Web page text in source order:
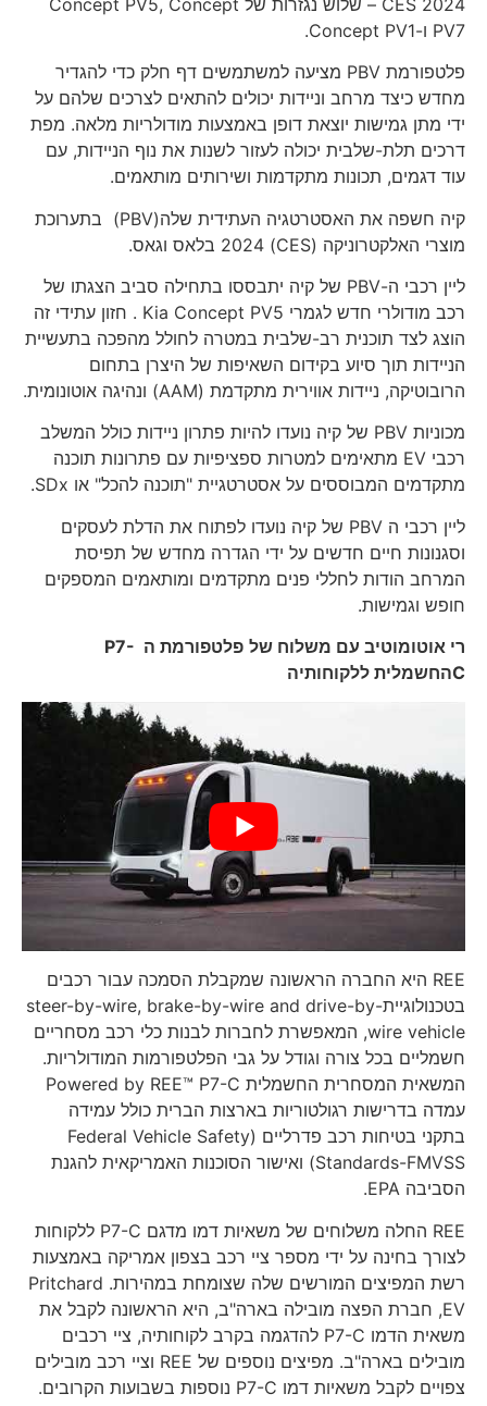
PV7 ו-Concept PV1.
פלטפורמת PBV מציעה למשתמשים דף חלק כדי להגדיר
מחדש כיצד מרחב וניידות יכולים להתאים לצרכים שלהם על
ידי מתן גמישות יוצאת דופן באמצעות מודולריות מלאה. מפת
דרכים תלת-שלבית יכולה לעזור לשנות את נוף הניידות, עם
עוד דגמים, תכונות מתקדמות ושירותים מותאמים.
קיה חשפה את האסטרטגיה העתידית שלה(PBV) בתערוכת
מוצרי האלקטרוניקה (CES) 2024 בלאס וגאס.
ליין רכבי ה-PBV של קיה יתבססו בתחילה סביב הצגתו של
רכב מודולרי חדש לגמרי Kia Concept PV5 . חזון עתידי זה
הוצג לצד תוכנית רב-שלבית במטרה לחולל מהפכה בתעשיית
הניידות תוך סיוע בקידום השאיפות של היצרן בתחום
הרובוטיקה, ניידות אווירית מתקדמת (AAM) ונהיגה אוטונומית.
מכוניות PBV של קיה נועדו להיות פתרון ניידות כולל המשלב
רכבי EV מתאימים למטרות ספציפיות עם פתרונות תוכנה
מתקדמים המבוססים על אסטרטגיית "תוכנה להכל" או SDx.
ליין רכבי ה PBV של קיה נועדו לפתוח את הדלת לעסקים
וסגנונות חיים חדשים על ידי הגדרה מחדש של תפיסת
המרחב הודות לחללי פנים מתקדמים ומותאמים המספקים
חופש וגמישות.
רי אוטומוטיב עם משלוח של פלטפורמת ה P7-
החשמלית ללקוחותיה
REE היא החברה הראשונה שמקבלת הסמכה עבור רכבים
בטכנולוגייתsteer-by-wire, brake-by-wire and drive-by-
wire vehicle, המאפשרת לחברות לבנות כלי רכב מסחריים
חשמליים בכל צורה וגודל על גבי הפלטפורמות המודולריות.
המשאית המסחרית החשמלית Powered by REE™ P7-C
עמדה בדרישות רגולטוריות בארצות הברית כולל עמידה
בתקני בטיחות רכב פדרליים (Federal Vehicle Safety
Standards-FMVSS) ואישור הסוכנות האמריקאית להגנת
הסביבה EPA.
REE החלה משלוחים של משאיות דמו מדגם P7-C ללקוחות
לצורך בחינה על ידי מספר ציי רכב בצפון אמריקה באמצעות
רשת המפיצים המורשים שלה שצומחת במהירות. Pritchard
EV, חברת הפצה מובילה בארה"ב, היא הראשונה לקבל את
משאית הדמו P7-C להדגמה בקרב לקוחותיה, ציי רכבים
מובילים בארה"ב. מפיצים נוספים של REE וציי רכב מובילים
צפויים לקבל משאיות דמו P7-C נוספות בשבועות הקרובים.